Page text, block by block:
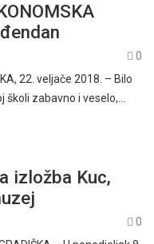
0
22. veljače 2018. – Bilo
zabavno i veselo,…
izložba Kuc,
0